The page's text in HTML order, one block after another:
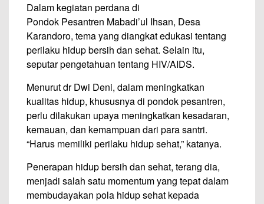
Dalam kegiatan perdana di
Pondok Pesantren Mabadi’ul Ihsan, Desa
Karandoro, tema yang diangkat edukasi tentang
perilaku hidup bersih dan sehat. Selain itu,
seputar pengetahuan tentang HIV/AIDS.
Menurut dr Dwi Deni, dalam meningkatkan
kualitas hidup, khususnya di pondok pesantren,
perlu dilakukan upaya meningkatkan kesadaran,
kemauan, dan kemampuan dari para santri.
“Harus memiliki perilaku hidup sehat,” katanya.
Penerapan hidup bersih dan sehat, terang dia,
menjadi salah satu momentum yang tepat dalam
membudayakan pola hidup sehat kepada